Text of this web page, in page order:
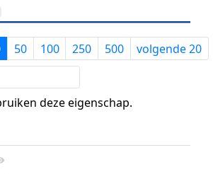
50 100 250 500
volgende 20
deze eigenschap.